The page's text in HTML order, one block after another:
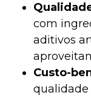
com
aditivos
Custo-
qualidade